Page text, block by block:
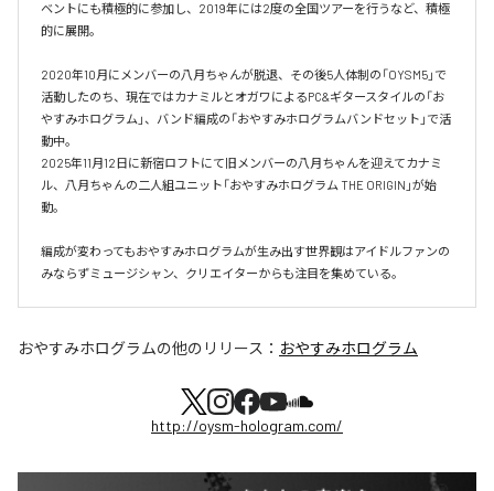
ベントにも積極的に参加し、2019年には2度の全国ツアーを⾏うなど、積極
的に展開。
2020年10月にメンバーの八月ちゃんが脱退、その後5人体制の「OYSM5」で
活動したのち、現在ではカナミルとオガワによるPC&ギタースタイルの「お
やすみホログラム」、バンド編成の「おやすみホログラムバンドセット」で活
動中。
2025年11月12日に新宿ロフトにて旧メンバーの八月ちゃんを迎えてカナミ
ル、八月ちゃんの二人組ユニット「おやすみホログラム THE ORIGIN」が始
動。
編成が変わってもおやすみホログラムが⽣み出す世界観はアイドルファンの
おやすみホログラムの他のリリース： おやすみホログラム
http://oysm-hologram.com/